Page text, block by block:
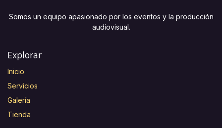
Somos un equipo apasionado por los eventos y la producción
audiovisual.
Explorar
Inicio
Servicios
Galería
Tienda